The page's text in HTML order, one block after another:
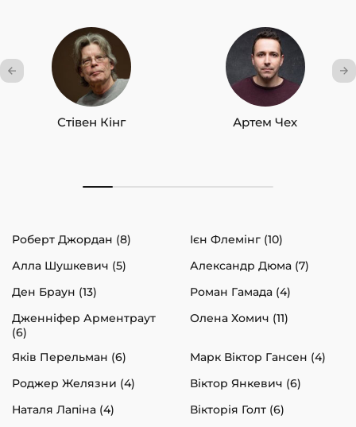
Стівен Кінг Артем Чех
Роберт Джордан (8)
Ієн Флемінг (10)
Алла Шушкевич (5)
Александр Дюма (7)
Ден Браун (13)
Роман Гамада (4)
Дженніфер Арментраут
(6)
Олена Хомич (11)
Яків Перельман (6)
Марк Віктор Гансен (4)
Роджер Желязни (4)
Віктор Янкевич (6)
Наталя Лапіна (4)
Вікторія Голт (6)